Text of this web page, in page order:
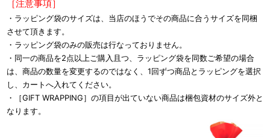
［注意事項］
・ラッピング袋のサイズは、当店のほうでその商品に合うサイズを同梱
させて頂きます。
・ラッピング袋のみの販売は行なっておりません。
・同一の商品を2点以上ご購入且つ、ラッピング袋を同数ご希望の場合
は、商品の数量を変更するのではなく、1回ずつ商品とラッピングを選択
し、カートへ入れてください。
・［GIFT WRAPPING］の項目が出ていない商品は梱包資材のサイズ外と
なります。